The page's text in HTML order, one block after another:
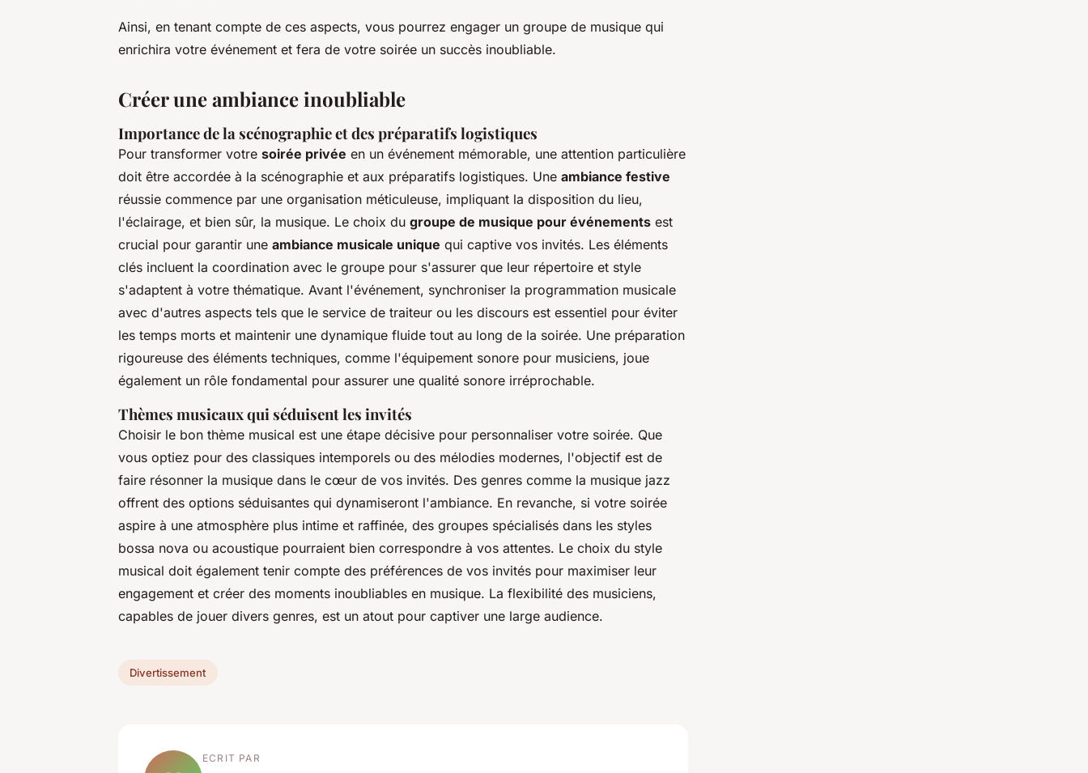
Ainsi, en tenant compte de ces aspects, vous pourrez engager un groupe de musique qui
enrichira votre événement et fera de votre soirée un succès inoubliable.
Créer une ambiance inoubliable
Importance de la scénographie et des préparatifs logistiques
Pour transformer votre soirée privée en un événement mémorable, une attention particulière
doit être accordée à la scénographie et aux préparatifs logistiques. Une ambiance festive
réussie commence par une organisation méticuleuse, impliquant la disposition du lieu,
l'éclairage, et bien sûr, la musique. Le choix du groupe de musique pour événements est
crucial pour garantir une ambiance musicale unique qui captive vos invités. Les éléments
clés incluent la coordination avec le groupe pour s'assurer que leur répertoire et style
s'adaptent à votre thématique. Avant l'événement, synchroniser la programmation musicale
avec d'autres aspects tels que le service de traiteur ou les discours est essentiel pour éviter
les temps morts et maintenir une dynamique fluide tout au long de la soirée. Une préparation
rigoureuse des éléments techniques, comme l'équipement sonore pour musiciens, joue
également un rôle fondamental pour assurer une qualité sonore irréprochable.
Thèmes musicaux qui séduisent les invités
Choisir le bon thème musical est une étape décisive pour personnaliser votre soirée. Que
vous optiez pour des classiques intemporels ou des mélodies modernes, l'objectif est de
faire résonner la musique dans le cœur de vos invités. Des genres comme la musique jazz
offrent des options séduisantes qui dynamiseront l'ambiance. En revanche, si votre soirée
aspire à une atmosphère plus intime et raffinée, des groupes spécialisés dans les styles
bossa nova ou acoustique pourraient bien correspondre à vos attentes. Le choix du style
musical doit également tenir compte des préférences de vos invités pour maximiser leur
engagement et créer des moments inoubliables en musique. La flexibilité des musiciens,
capables de jouer divers genres, est un atout pour captiver une large audience.
Divertissement
ECRIT PAR